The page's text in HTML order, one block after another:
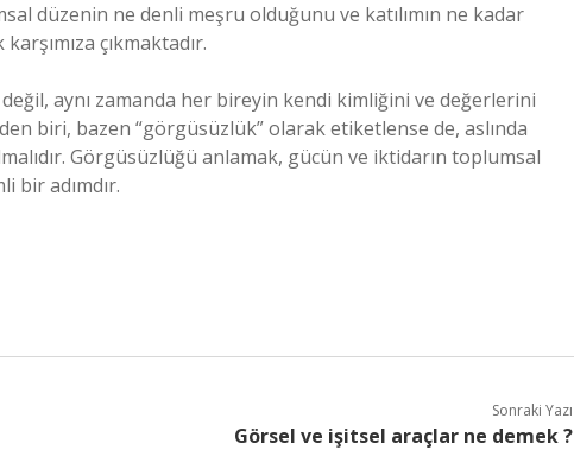
düzenin ne denli meşru olduğunu ve katılımın ne kadar
çıkmaktadır.
aynı zamanda her bireyin kendi kimliğini ve değerlerini
biri, bazen “görgüsüzlük” olarak etiketlense de, aslında
Görgüsüzlüğü anlamak, gücün ve iktidarın toplumsal
bir adımdır.
Sonraki Yazı
Görsel ve işitsel araçlar ne demek ?